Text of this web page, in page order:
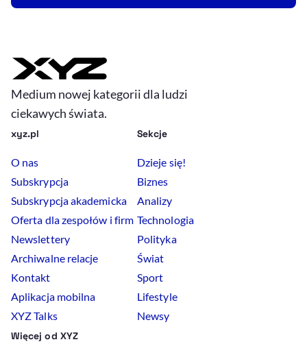
Medium nowej kategorii dla ludzi
ciekawych świata.
xyz.pl
O nas
Subskrypcja
Subskrypcja akademicka
Oferta dla zespołów i firm
Newslettery
Archiwalne relacje
Kontakt
Aplikacja mobilna
XYZ Talks
Sekcje
Dzieje się!
Biznes
Analizy
Technologia
Polityka
Świat
Sport
Lifestyle
Newsy
Więcej od XYZ